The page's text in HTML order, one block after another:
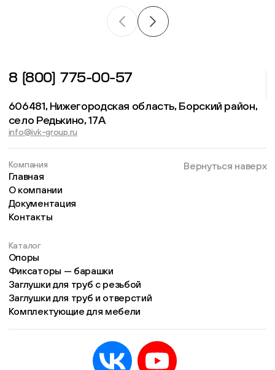
8 (800) 775-00-57
606481, Нижегородская область, Борский район,
село Редькино, 17А
info@ivk-group.ru
Компания
Главная
О компании
Документация
Контакты
Каталог
Опоры
Фиксаторы — барашки
Заглушки для труб с резьбой
Заглушки для труб и отверстий
Комплектующие для мебели
Вернуться наверх